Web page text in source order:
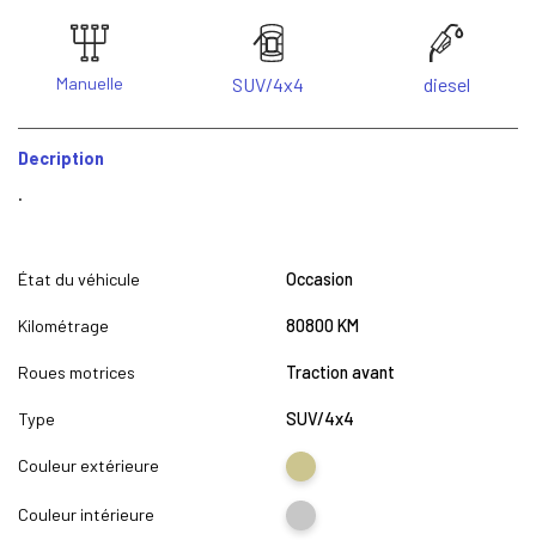
Manuelle SUV/4x4 diesel
Decription
.
État du véhicule Occasion
Kilométrage 80800 KM
Roues motrices Traction avant
Type SUV/4x4
Couleur extérieure
Couleur intérieure